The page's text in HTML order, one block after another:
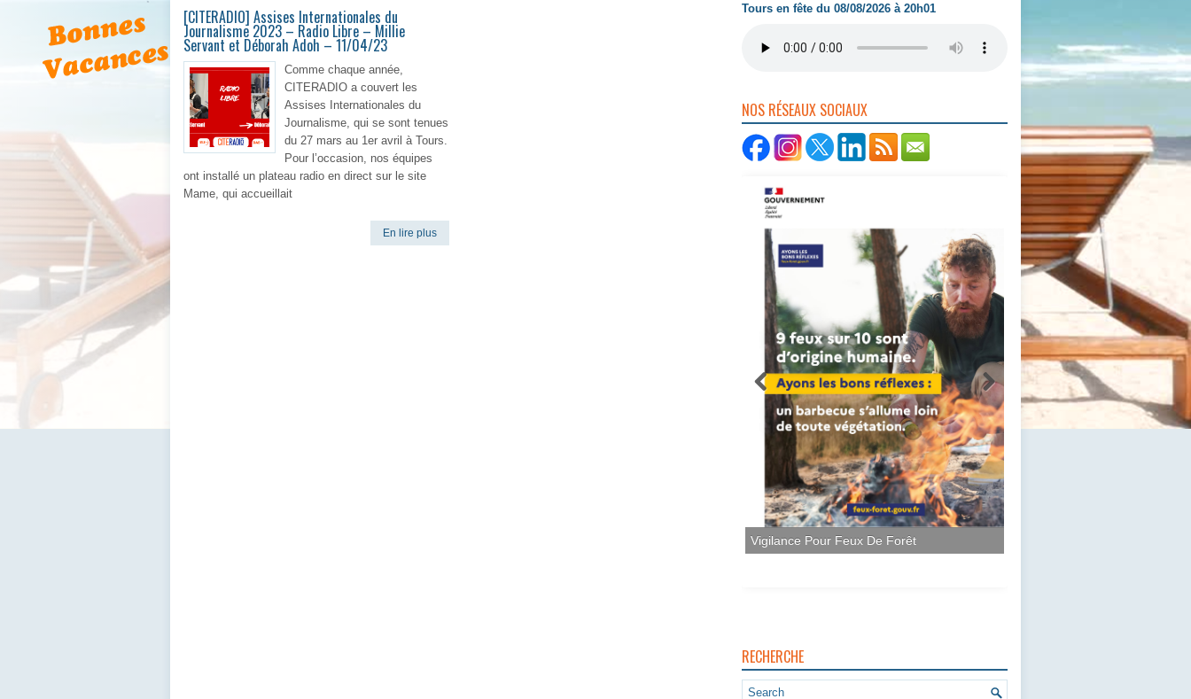
[CITERADIO] Assises Internationales du
Journalisme 2023 – Radio Libre – Millie
Servant et Déborah Adoh – 11/04/23
Comme chaque année,
CITERADIO a couvert les
Assises Internationales du
Journalisme, qui se sont tenues
du 27 mars au 1er avril à Tours.
Pour l’occasion, nos équipes
ont installé un plateau radio en direct sur le site
Mame, qui accueillait
En lire plus
Tours en fête du 08/08/2026 à 20h01
NOS RÉSEAUX SOCIAUX
Vigilance Pour Feux De Forêt
RECHERCHE